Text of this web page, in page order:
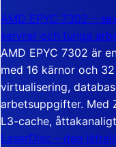
AMD EPYC 7302 –
servrar och tunga
AMD EPYC 7302 är
med 16 kärnor och
virtualisering,
arbetsuppgifter. Med
L3-cache,
LaserDisc – den